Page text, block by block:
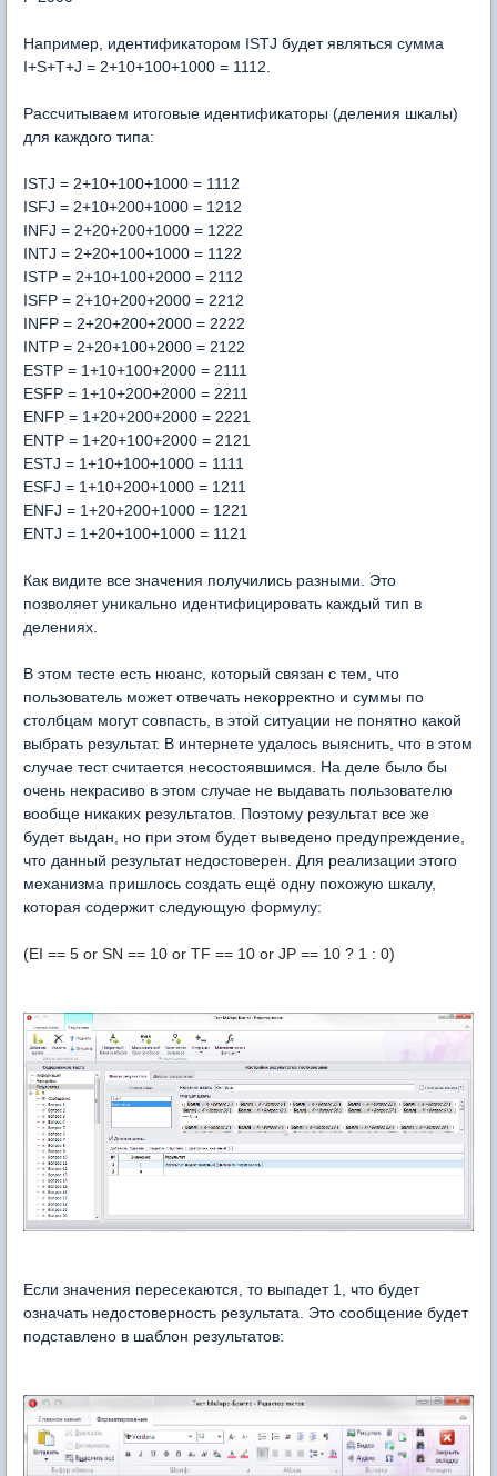
Например, идентификатором ISTJ будет являться сумма
I+S+T+J = 2+10+100+1000 = 1112.
Рассчитываем итоговые идентификаторы (деления шкалы)
для каждого типа:
ISTJ = 2+10+100+1000 = 1112
ISFJ = 2+10+200+1000 = 1212
INFJ = 2+20+200+1000 = 1222
INTJ = 2+20+100+1000 = 1122
ISTP = 2+10+100+2000 = 2112
ISFP = 2+10+200+2000 = 2212
INFP = 2+20+200+2000 = 2222
INTP = 2+20+100+2000 = 2122
ESTP = 1+10+100+2000 = 2111
ESFP = 1+10+200+2000 = 2211
ENFP = 1+20+200+2000 = 2221
ENTP = 1+20+100+2000 = 2121
ESTJ = 1+10+100+1000 = 1111
ESFJ = 1+10+200+1000 = 1211
ENFJ = 1+20+200+1000 = 1221
ENTJ = 1+20+100+1000 = 1121
Как видите все значения получились разными. Это
позволяет уникально идентифицировать каждый тип в
делениях.
В этом тесте есть нюанс, который связан с тем, что
пользователь может отвечать некорректно и суммы по
столбцам могут совпасть, в этой ситуации не понятно какой
выбрать результат. В интернете удалось выяснить, что в этом
случае тест считается несостоявшимся. На деле было бы
очень некрасиво в этом случае не выдавать пользователю
вообще никаких результатов. Поэтому результат все же
будет выдан, но при этом будет выведено предупреждение,
что данный результат недостоверен. Для реализации этого
механизма пришлось создать ещё одну похожую шкалу,
которая содержит следующую формулу:
(EI == 5 or SN == 10 or TF == 10 or JP == 10 ? 1 : 0)
Если значения пересекаются, то выпадет 1, что будет
означать недостоверность результата. Это сообщение будет
подставлено в шаблон результатов: